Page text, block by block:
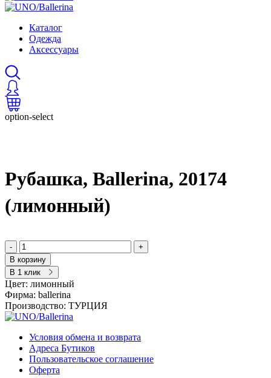
Каталог
Одежда
Аксессуары
option-select
Рубашка, Ballerina, 20174
(лимонный)
-
+
В корзину
В 1 клик
Цвет: лимонный
Фирма: ballerina
Производство: ТУРЦИЯ
Условия обмена и возврата
Адреса Бутиков
Пользовательское соглашение
Оферта